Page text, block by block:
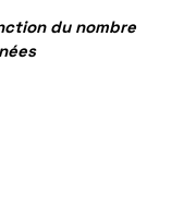
du nombre